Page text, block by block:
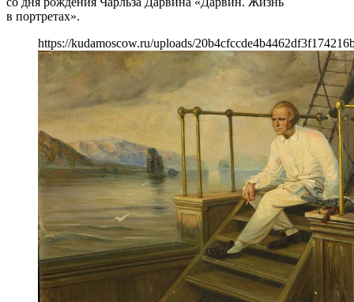
в портретах».
https://kudamoscow.ru/uploads/